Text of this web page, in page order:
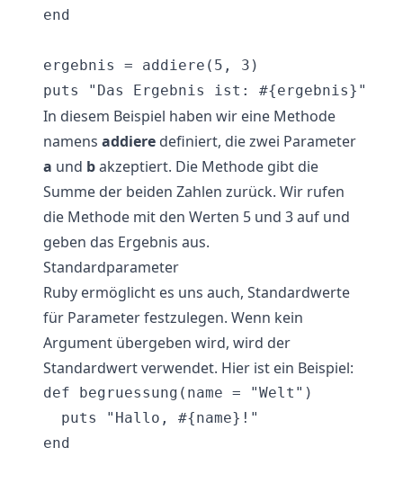
end
ergebnis = addiere(5, 3)
In diesem Beispiel haben wir eine Methode
namens addiere definiert, die zwei Parameter
a und bakzeptiert. Die Methode gibt die
Summe der beiden Zahlen zurück. Wir rufen
die Methode mit den Werten 5 und 3 auf und
geben das Ergebnis aus.
Standardparameter
Ruby ermöglicht es uns auch, Standardwerte
für Parameter festzulegen. Wenn kein
Argument übergeben wird, wird der
Standardwert verwendet. Hier ist ein Beispiel:
def begruessung(name = "Welt")
  puts "Hallo, #{name}!"
end